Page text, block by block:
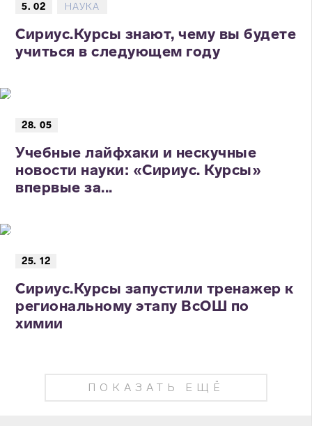
5. 02 НАУКА
Сириус.Курсы знают, чему вы будете
учиться в следующем году
28. 05
Учебные лайфхаки и нескучные
новости науки: «Сириус. Курсы»
впервые за...
25. 12
Сириус.Курсы запустили тренажер к
региональному этапу ВсОШ по
химии
ПОКАЗАТЬ ЕЩЁ